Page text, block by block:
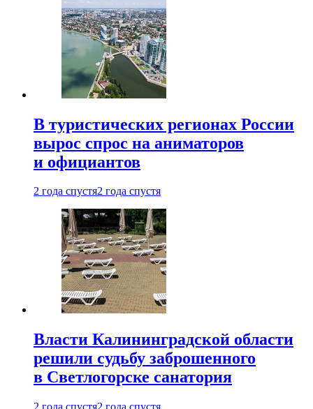
В туристических регионах России
вырос спрос на аниматоров
и официантов
2 года спустя2 года спустя
Власти Калининградской области
решили судьбу заброшенного
в Светлогорске санатория